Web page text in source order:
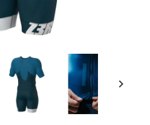
chevron_right